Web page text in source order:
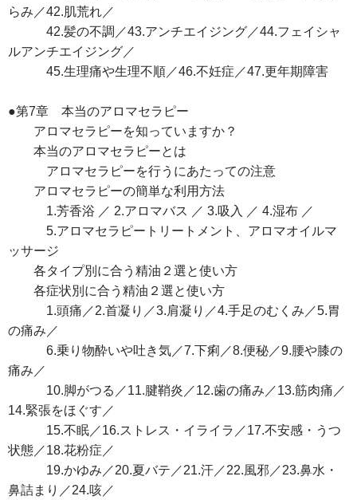
らみ／42.肌荒れ／
42.髪の不調／43.アンチエイジング／44.フェイシャ
ルアンチエイジング／
45.生理痛や生理不順／46.不妊症／47.更年期障害
●第7章 本当のアロマセラピー
アロマセラピーを知っていますか？
本当のアロマセラピーとは
アロマセラピーを行うにあたっての注意
アロマセラピーの簡単な利用方法
1.芳香浴 ／ 2.アロマバス ／ 3.吸入 ／ 4.湿布 ／
5.アロマセラピートリートメント、アロマオイルマ
ッサージ
各タイプ別に合う精油２選と使い方
各症状別に合う精油２選と使い方
1.頭痛／2.首凝り／3.肩凝り／4.手足のむくみ／5.胃
の痛み／
6.乗り物酔いや吐き気／7.下痢／8.便秘／9.腰や膝の
痛み／
10.脚がつる／11.腱鞘炎／12.歯の痛み／13.筋肉痛／
14.緊張をほぐす／
15.不眠／16.ストレス・イライラ／17.不安感・うつ
状態／18.花粉症／
19.かゆみ／20.夏バテ／21.汗／22.風邪／23.鼻水・
鼻詰まり／24.咳／